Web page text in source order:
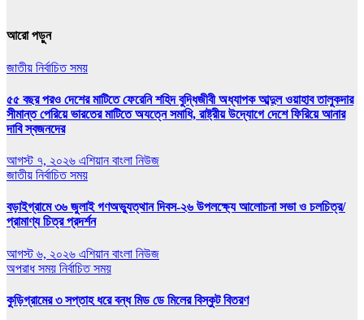
আরো পড়ুন
জাতীয় নির্বাচিত সময়
৫৫ বছর পরও দেশের মাটিতে ফেরেনি শহিদ বুদ্ধিজীবী অধ্যাপক আব্দুল ওয়াহাব তালুকদার
সীমান্ত পেরিয়ে ভারতের মাটিতে অযত্নে সমাধি, রাষ্ট্রীয় উদ্যোগে দেশে ফিরিয়ে আনার
দাবি স্বজনদের
আগস্ট ৭, ২০২৬ এশিয়ান বাংলা নিউজ
জাতীয় নির্বাচিত সময়
বড়াইগ্রামে ৩৬ জুলাই গণঅভ্যুত্থান দিবস-২৬ উপলক্ষ্যে আলোচনা সভা ও চলচিত্র/
প্রামাণ্য চিত্র প্রদর্শন
আগস্ট ৬, ২০২৬ এশিয়ান বাংলা নিউজ
অপরাধ সময় নির্বাচিত সময়
কুড়িগ্রামের ৩ সপ্তাহ ধরে বন্ধ মিড ডে মিলের বিস্কুট বিতরণ